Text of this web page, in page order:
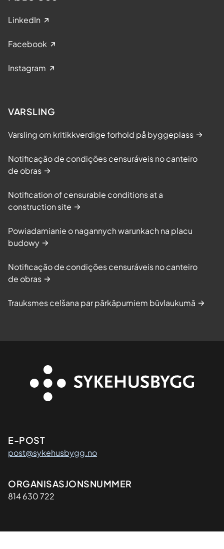
LinkedIn
Facebook
Instagram
VARSLING
Varsling om kritikkverdige forhold på byggeplass
Notificação de condições censuráveis no canteiro
de obras
Notification of censurable conditions at a
construction site
Powiadamianie o nagannych warunkach na placu
budowy
Notificação de condições censuráveis no canteiro
de obras
Trauksmes celšana par pārkāpumiem būvlaukumā
Kontaktinformasjon
E-POST
post@sykehusbygg.no
Organisasjon
ORGANISASJONSNUMMER
814 630 722